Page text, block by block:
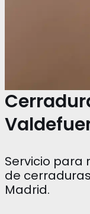
Servicio para
de
Madrid.